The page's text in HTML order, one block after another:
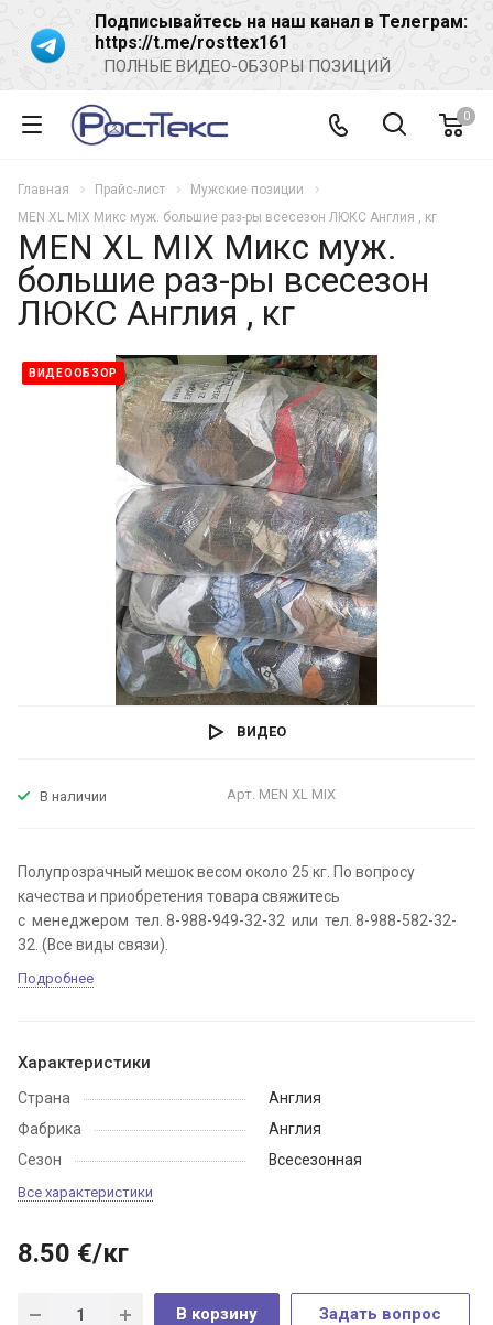
Подписывайтесь на наш канал в Телеграм:
https://t.me/rosttex161
ПОЛНЫЕ ВИДЕО-ОБЗОРЫ ПОЗИЦИЙ
0
Главная Прайс-лист
Мужские позиции
MEN XL MIX Микс муж. большие раз-ры всесезон ЛЮКС Англия , кг
MEN XL MIX Микс муж.
большие раз-ры всесезон
ЛЮКС Англия , кг
ВИДЕООБЗОР
ВИДЕО
В наличии Арт. MEN XL MIX
Полупрозрачный мешок весом около 25 кг. По вопросу
качества и приобретения товара свяжитесь
с менеджером тел. 8-988-949-32-32 или тел. 8-988-582-32-
32. (Все виды связи).
Подробнее
Характеристики
Страна
Англия
Фабрика
Англия
Сезон
Всесезонная
Все характеристики
8.50 €/кг
В корзину Задать вопрос